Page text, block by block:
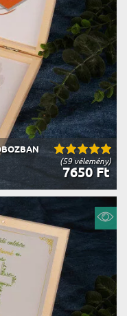
(59 vélemény)
7650 Ft